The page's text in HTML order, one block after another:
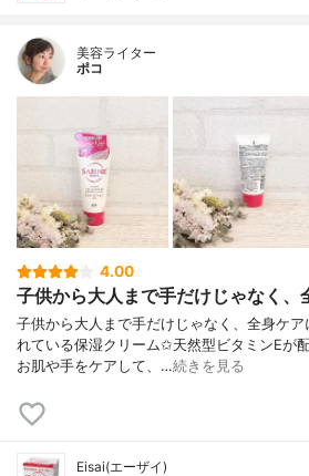
美容ライター
ポコ
4.00
子供から大人まで手だけじゃなく、
子供から大人まで手だけじゃなく、全身ケ
れている保湿クリーム✩天然型ビタミンEが
お肌や手をケアして、…続きを見る
Eisai(エーザイ)